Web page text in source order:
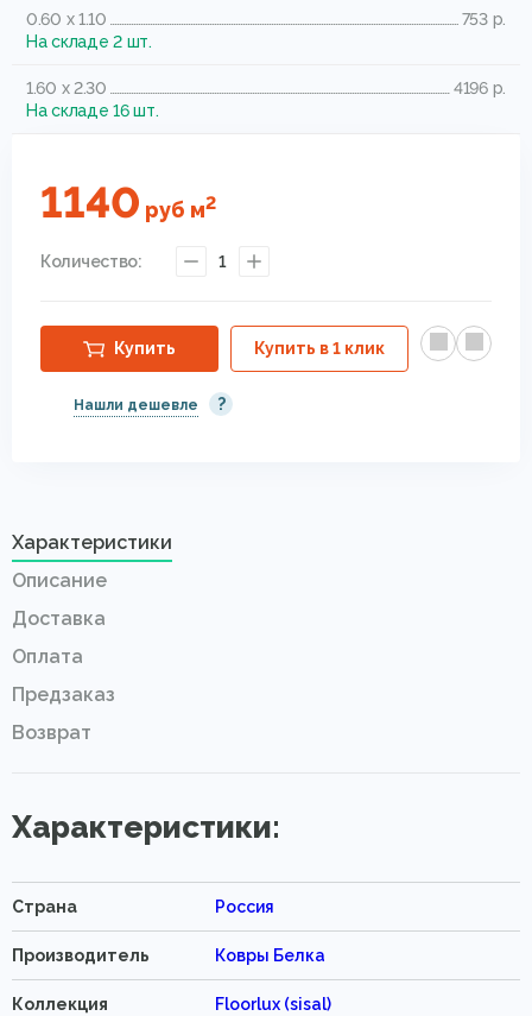
0.60 x 1.10
753 р.
На складе 2 шт.
1.60 x 2.30
4196 р.
На складе 16 шт.
1140 руб м2
Количество: 1
Купить Купить в 1 клик
Нашли дешевле ?
Характеристики
Описание
Доставка
Оплата
Предзаказ
Возврат
Характеристики:
Страна Россия
Производитель Ковры Белка
Коллекция Floorlux (sisal)